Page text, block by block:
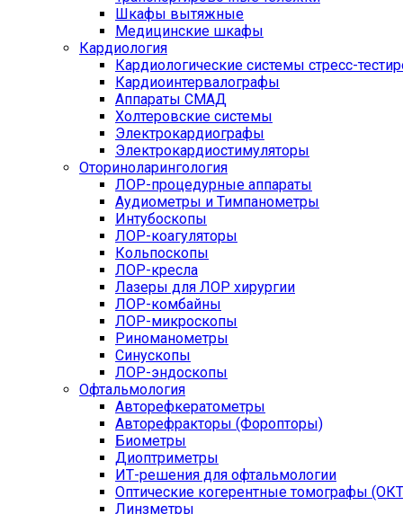
Шкафы вытяжные
Медицинские шкафы
Кардиология
Кардиологические системы стресс-
Кардиоинтервалографы
Аппараты СМАД
Холтеровские системы
Электрокардиографы
Электрокардиостимуляторы
Оториноларингология
ЛОР-процедурные аппараты
Аудиометры и Тимпанометры
Интубоскопы
ЛОР-коагуляторы
Кольпоскопы
ЛОР-кресла
Лазеры для ЛОР хирургии
ЛОР-комбайны
ЛОР-микроскопы
Риноманометры
Синускопы
ЛОР-эндоскопы
Офтальмология
Авторефкератометры
Авторефракторы (Форопторы)
Биометры
Диоптриметры
ИТ-решения для офтальмологии
Оптические когерентные томографы
Линзметры